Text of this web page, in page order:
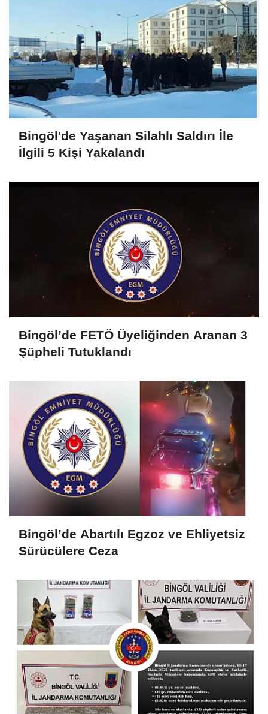
Bingöl'de Yaşanan Silahlı Saldırı İle
İlgili 5 Kişi Yakalandı
Bingöl’de FETÖ Üyeliğinden Aranan 3
Şüpheli Tutuklandı
Bingöl’de Abartılı Egzoz ve Ehliyetsiz
Sürücülere Ceza